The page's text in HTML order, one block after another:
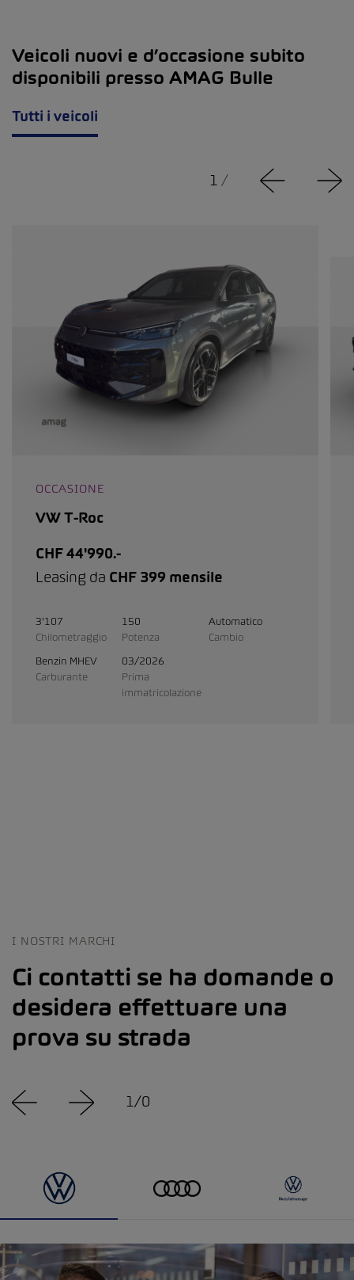
Veicoli nuovi e d’occasione subito
disponibili presso AMAG Bulle
Tutti i veicoli
1 /
OCCASIONE
VW T-Roc
CHF 44'990.-
Leasing da CHF 399 mensile
3'107
Chilometraggio
150
Potenza
Automatico
Cambio
Benzin MHEV
Carburante
03/2026
Prima
immatricolazione
I NOSTRI MARCHI
Ci contatti se ha domande o
desidera effettuare una
prova su strada
1/0